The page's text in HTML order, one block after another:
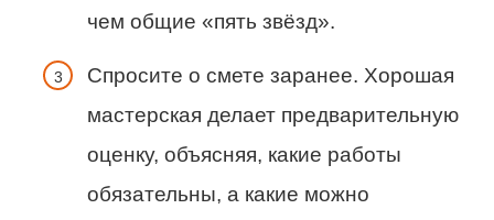
чем общие «пять звёзд».
Спросите о смете заранее. Хорошая
мастерская делает предварительную
оценку, объясняя, какие работы
обязательны, а какие можно